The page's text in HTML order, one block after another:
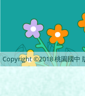
Copyright ©2018 桃園國中